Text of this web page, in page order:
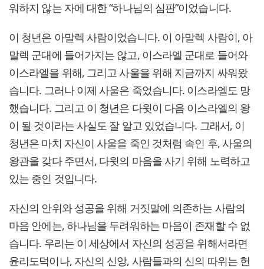
워하지 않는 자에 대한 “하나님의 심판”이었습니다.
이 청년은 아말렉 사람이었습니다. 이 아말렉 사람이, 아
말렉 군대에 들어가지는 않고, 이스라엘 군대로 들어와
이스라엘을 위해, 그리고 사울을 위해 지금까지 싸워왔
습니다. 그러나 이제 사울은 죽었습니다. 이스라엘도 망
했습니다. 그리고 이 청년은 다윗이 다음 이스라엘의 왕
이 될 것이라는 사실도 잘 알고 있었습니다. 그래서, 이
청년은 마치 자신이 사울을 죽인 것처럼 속인 후, 사울의
왕관을 갖다 주면서, 다윗의 마음을 사기 위해 노력하고
있는 중인 것입니다.
자신의 안위와 성공을 위해 거짓말에 의존하는 사람의
마음 안에는, 하나님을 두려워하는 마음이 존재할 수 없
습니다. 우리는 이 세상에서 자신의 성공을 위해서라면
윤리도덕이나, 자신의 신앙, 사람들과의 신의 따위는 헌